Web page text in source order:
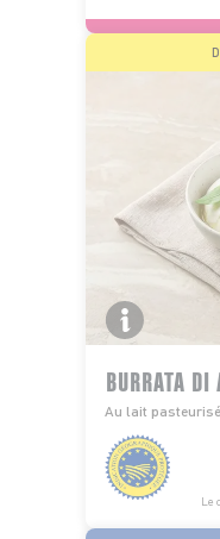
BURRATA
Au lait
Le